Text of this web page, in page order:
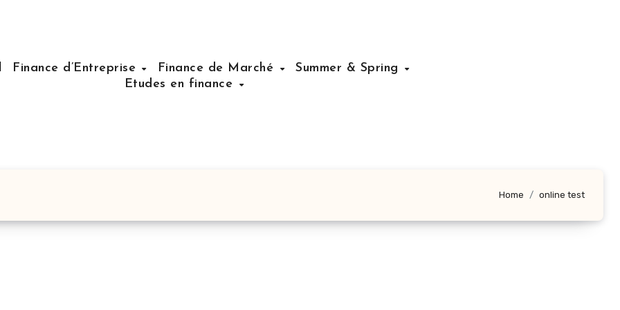
Finance d’Entreprise Finance de Marché
Summer & Spring
Etudes en finance
Home online test